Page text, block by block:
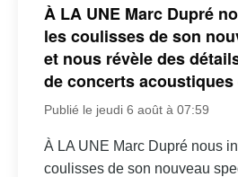
À LA UNE Marc Dupré
les coulisses de son
et nous révèle des
de concerts
Publié le jeudi 6 août à 07:59
À LA UNE Marc Dupré nous
coulisses de son nouveau